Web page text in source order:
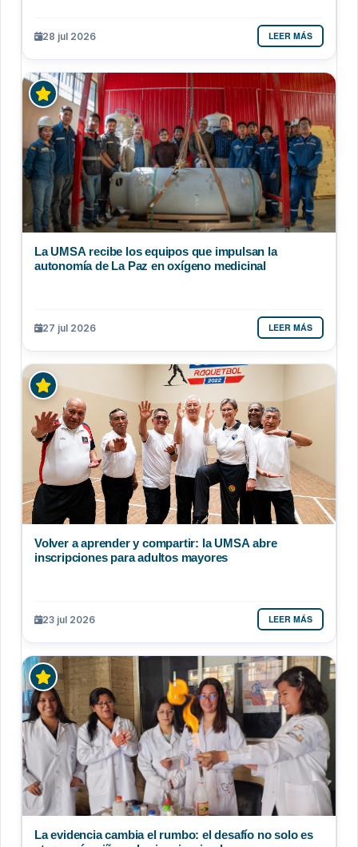
28 jul 2026 LEER MÁS
La UMSA recibe los equipos que impulsan la
autonomía de La Paz en oxígeno medicinal
27 jul 2026 LEER MÁS
Volver a aprender y compartir: la UMSA abre
inscripciones para adultos mayores
23 jul 2026 LEER MÁS
La evidencia cambia el rumbo: el desafío no solo es